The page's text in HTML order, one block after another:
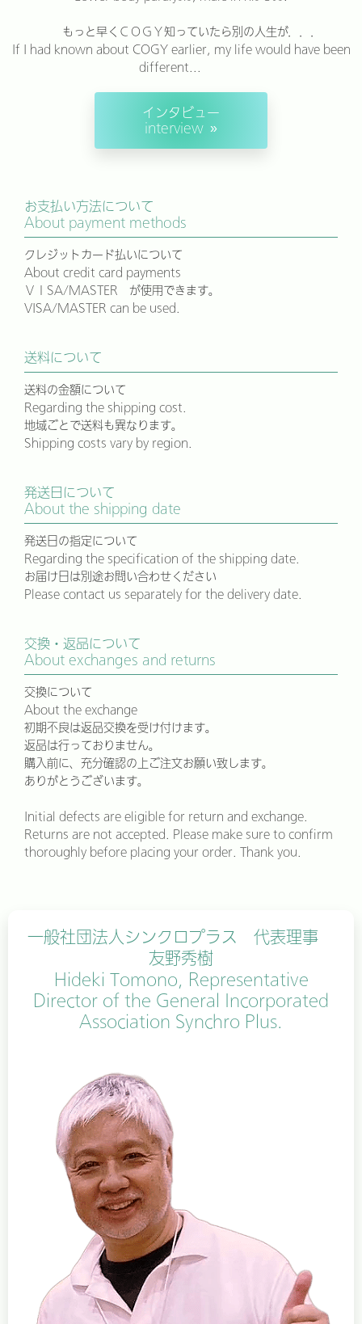
もっと早くＣＯＧＹ知っていたら別の人生が．．．
If I had known about COGY earlier, my life would have been
different...
インタビュー
interview
お支払い方法について
About payment methods
クレジットカード払いについて
About credit card payments
ＶＩSA/MASTER が使用できます。
VISA/MASTER can be used.
送料について
送料の金額について
Regarding the shipping cost.
地域ごとで送料も異なります。
Shipping costs vary by region.
発送日について
About the shipping date
発送日の指定について
Regarding the specification of the shipping date.
お届け日は別途お問い合わせください
Please contact us separately for the delivery date.
交換・返品について
About exchanges and returns
交換について
About the exchange
初期不良は返品交換を受け付けます。
返品は行っておりません。
購入前に、充分確認の上ご注文お願い致します。
ありがとうございます。
Initial defects are eligible for return and exchange.
Returns are not accepted. Please make sure to confirm
thoroughly before placing your order. Thank you.
一般社団法人シンクロプラス 代表理事
友野秀樹
Hideki Tomono, Representative
Director of the General Incorporated
Association Synchro Plus.